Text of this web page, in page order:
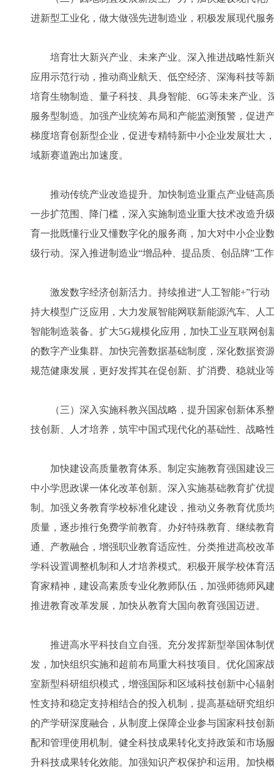
进新型工业化，做大做强先进制造业，积极发展现代服
培育壮大新兴产业、未来产业。深入推进战略性新
应用示范行动，推动商业航天、低空经济、深海科技等
培育生物制造、量子科技、具身智能、6G等未来产业
服务型制造。加强产业统筹布局和产能监测预警，促进
梯度培育创新型企业，促进专精特新中小企业发展壮大
域新赛道跑出加速度。
推动传统产业改造提升。加快制造业重点产业链高
一步扩范围、降门槛，深入实施制造业重大技术改造升
育一批既懂行业又懂数字化的服务商，加大对中小企业
级行动。深入推进制造业“增品种、提品质、创品牌”工
激发数字经济创新活力。持续推进“人工智能+”行动
持大模型广泛应用，大力发展智能网联新能源汽车、人
智能制造装备。扩大5G规模化应用，加快工业互联网
的数字产业集群。加快完善数据基础制度，深化数据资
规范健康发展，更好发挥其在促创新、扩消费、稳就业
（三）深入实施科教兴国战略，提升国家创新体系
技创新、人才培养，筑牢中国式现代化的基础性、战略
加快建设高质量教育体系。制定实施教育强国建设
中小学思政课一体化改革创新。深入实施基础教育扩优
制。加强义务教育学校标准化建设，推动义务教育优质
质量，逐步推行免费学前教育。办好特殊教育、继续教
通、产教融合，增强职业教育适应性。分类推进高校改
学科设置调整机制和人才培养模式。积极开展学校体育
育家精神，建设高素质专业化教师队伍，加强师德师风
推进教育改革发展，加快从教育大国向教育强国迈进。
推进高水平科技自立自强。充分发挥新型举国体制
发，加快组织实施和超前布局重大科技项目。优化国家
室新型科研组织模式，增强国际和区域科技创新中心辐
性支持和稳定支持相结合的投入机制，提高基础研究组
的产学研深度融合，从制度上保障企业参与国家科技创
配和管理使用机制。健全科技成果转化支持政策和市场
升科技成果转化效能。加强知识产权保护和运用。加快